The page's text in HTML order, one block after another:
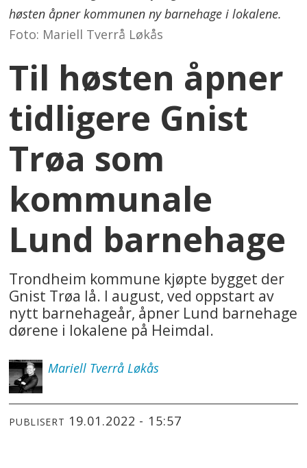
høsten åpner kommunen ny barnehage i lokalene.
Foto: Mariell Tverrå Løkås
Til høsten åpner
tidligere Gnist
Trøa som
kommunale
Lund barnehage
Trondheim kommune kjøpte bygget der
Gnist Trøa lå. I august, ved oppstart av
nytt barnehageår, åpner Lund barnehage
dørene i lokalene på Heimdal.
Mariell Tverrå Løkås
PUBLISERT 19.01.2022 - 15:57